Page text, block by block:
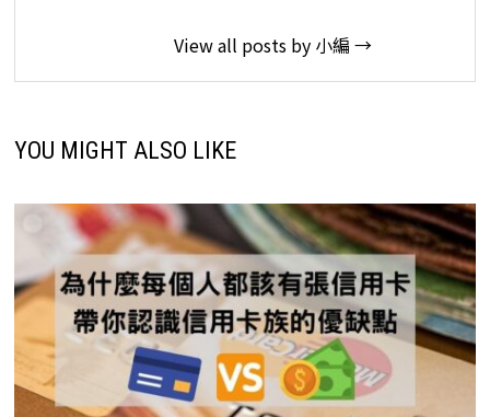
View all posts by 小編 →
YOU MIGHT ALSO LIKE